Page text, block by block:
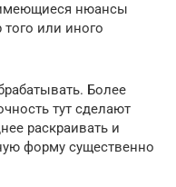
нюансы
или иного
Более
тут сделают
раскраивать и
форму существенно